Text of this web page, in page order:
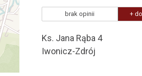
brak opinii +
Ks. Jana Rąba 4
Iwonicz-Zdrój